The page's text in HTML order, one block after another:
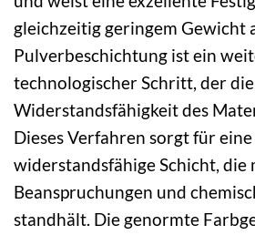
gleichzeitig geringem Gewicht
Pulverbeschichtung ist ein
technologischer Schritt, der die
Widerstandsfähigkeit des
Dieses Verfahren sorgt für
widerstandsfähige Schicht, die
Beanspruchungen und
standhält. Die genormte